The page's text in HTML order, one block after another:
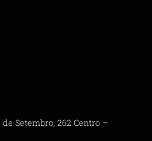
Setembro, 262 Centro –